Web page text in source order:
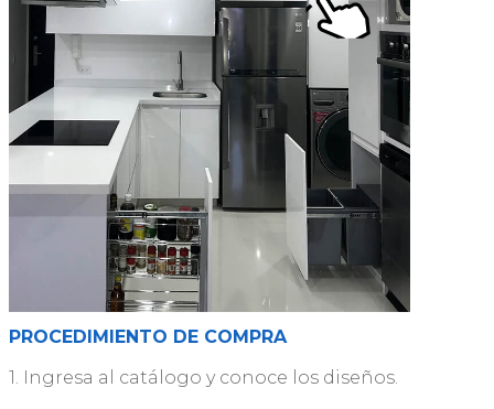
PROCEDIMIENTO DE COMPRA
1. Ingresa al catálogo y conoce los diseños.